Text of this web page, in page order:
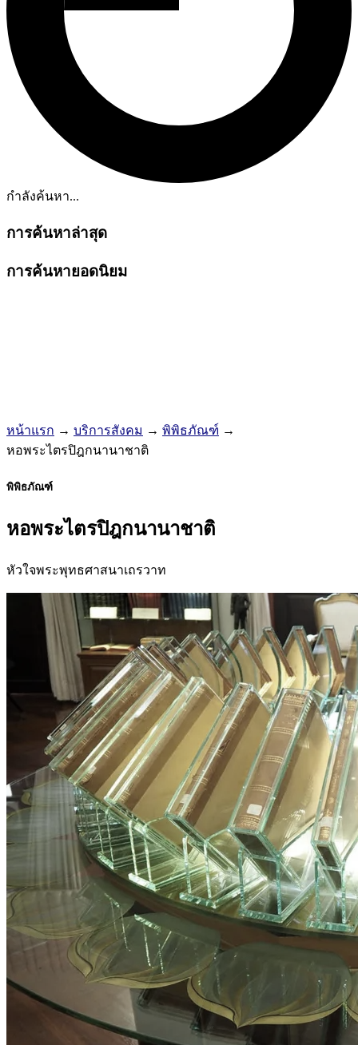
กำลังค้นหา...
การค้นหาล่าสุด
การค้นหายอดนิยม
หน้าแรก → บริการสังคม → พิพิธภัณฑ์ →
หอพระไตรปิฎกนานาชาติ
พิพิธภัณฑ์
หอพระไตรปิฎกนานาชาติ
หัวใจพระพุทธศาสนาเถรวาท